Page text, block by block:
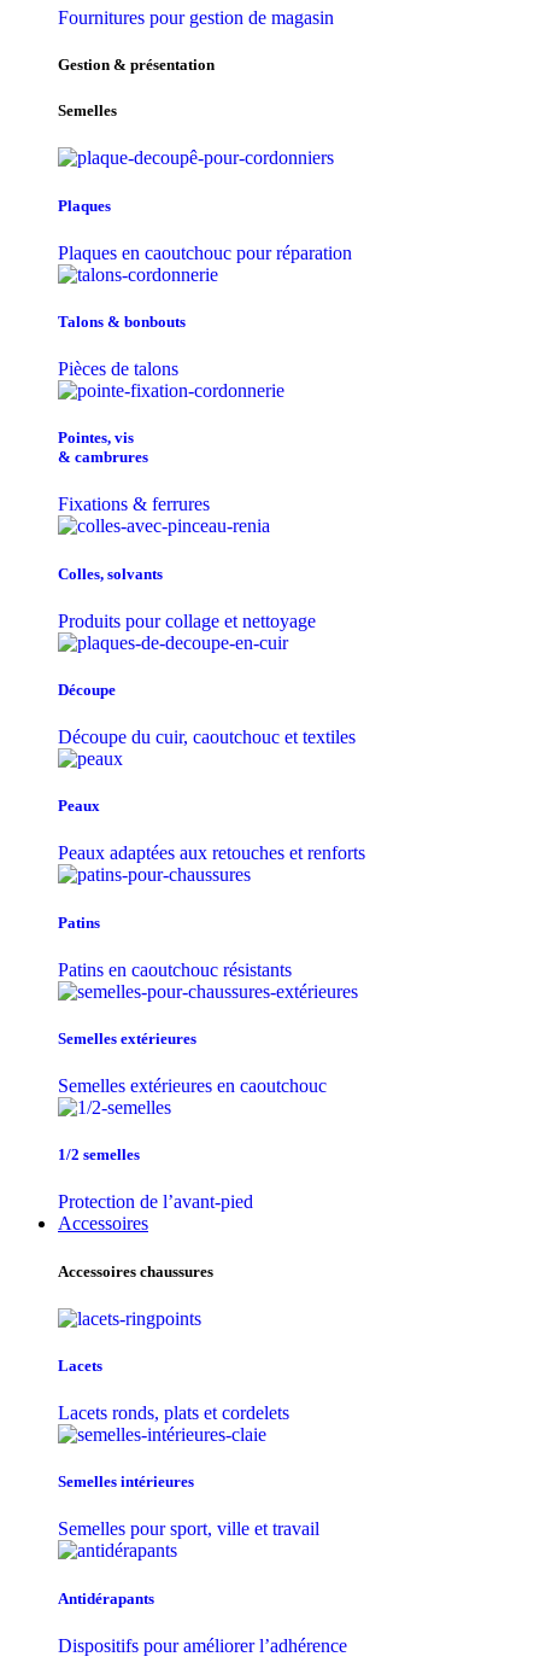
Fournitures pour gestion de magasin
Gestion & présentation
Semelles
Plaques
Plaques en caoutchouc pour réparation
Talons & bonbouts
Pièces de talons
Pointes, vis
& cambrures
Fixations & ferrures
Colles, solvants
Produits pour collage et nettoyage
Découpe
Découpe du cuir, caoutchouc et textiles
Peaux
Peaux adaptées aux retouches et renforts
Patins
Patins en caoutchouc résistants
Semelles extérieures
Semelles extérieures en caoutchouc
1/2 semelles
Protection de l’avant-pied
Accessoires
Accessoires chaussures
Lacets
Lacets ronds, plats et cordelets
Semelles intérieures
Semelles pour sport, ville et travail
Antidérapants
Dispositifs pour améliorer l’adhérence